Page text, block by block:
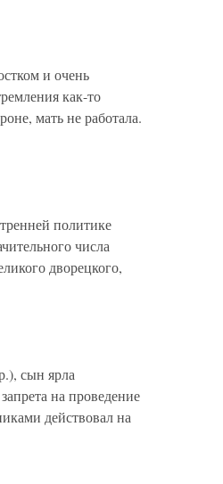
и очень
как-то
мать не работала.
политике
числа
дворецкого,
сын ярла
на проведение
действовал на